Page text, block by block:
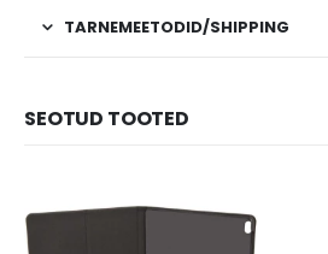
TARNEMEETODID/SHIPPING
SEOTUD TOOTED